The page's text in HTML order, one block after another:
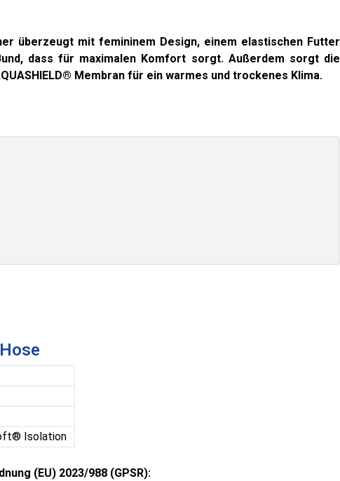
überzeugt mit femininem Design, einem elastischen Futter
dass für maximalen Komfort sorgt. Außerdem sorgt die
Membran für ein warmes und trockenes Klima.
Isolation
(EU) 2023/988 (GPSR):